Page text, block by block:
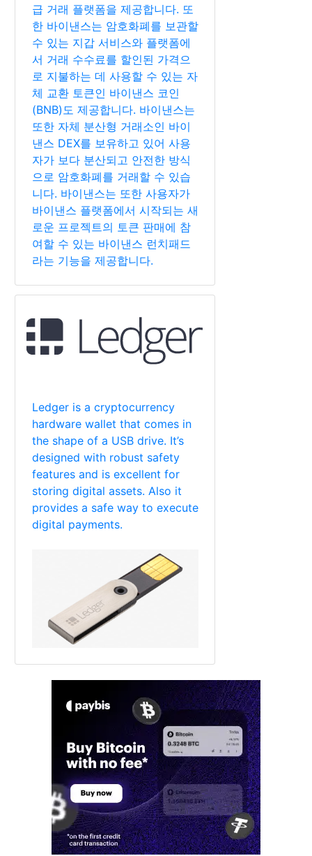
급 거래 플랫폼을 제공합니다. 또
한 바이낸스는 암호화폐를 보관할
수 있는 지갑 서비스와 플랫폼에
서 거래 수수료를 할인된 가격으
로 지불하는 데 사용할 수 있는 자
체 교환 토큰인 바이낸스 코인
(BNB)도 제공합니다. 바이낸스는
또한 자체 분산형 거래소인 바이
낸스 DEX를 보유하고 있어 사용
자가 보다 분산되고 안전한 방식
으로 암호화폐를 거래할 수 있습
니다. 바이낸스는 또한 사용자가
바이낸스 플랫폼에서 시작되는 새
로운 프로젝트의 토큰 판매에 참
여할 수 있는 바이낸스 런치패드
라는 기능을 제공합니다.
Ledger is a cryptocurrency
hardware wallet that comes in
the shape of a USB drive. It’s
designed with robust safety
features and is excellent for
storing digital assets. Also it
provides a safe way to execute
digital payments.